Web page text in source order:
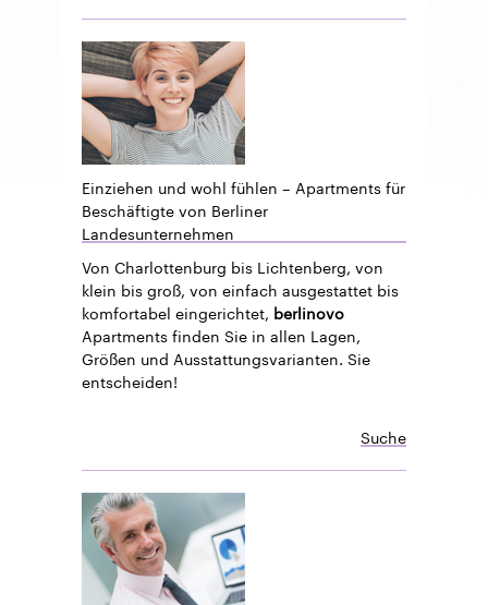
Einziehen und wohl fühlen – Apartments für
Beschäftigte von Berliner
Landesunternehmen
Von Charlottenburg bis Lichtenberg, von
klein bis groß, von einfach ausgestattet bis
komfortabel eingerichtet, berlinovo
Apartments finden Sie in allen Lagen,
Größen und Ausstattungsvarianten. Sie
entscheiden!
Suche